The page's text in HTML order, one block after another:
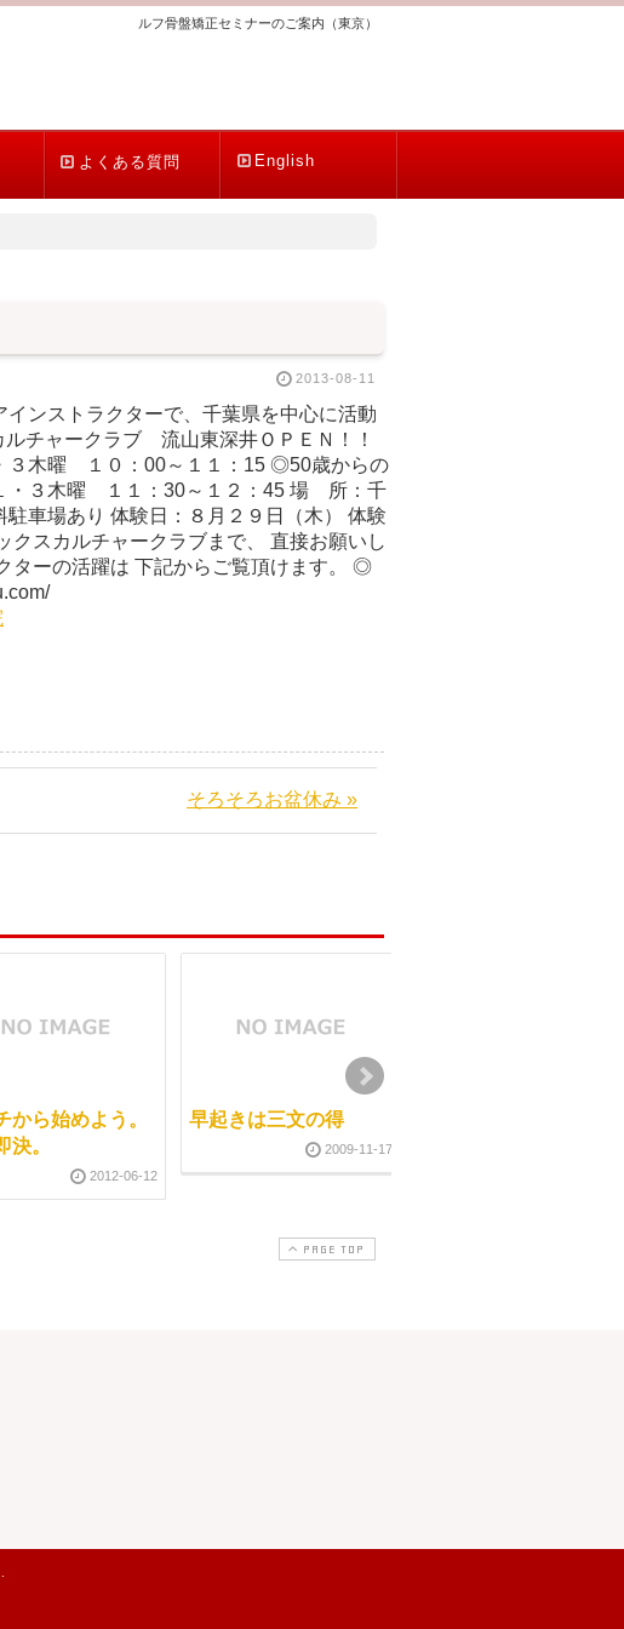
ルフ骨盤矯正セミナーのご案内（東京）
よくある質問 English
2013-08-11
ンストラクターで、千葉県を中心に活動
チャークラブ 流山東深井ＯＰＥＮ！！
曜 １０：00～１１：15 ◎50歳からの
３木曜 １１：30～１２：45 場 所：千
あり 体験日：８月２９日（木） 体験
スカルチャークラブまで、 直接お願いし
ターの活躍は 下記からご覧頂けます。 ◎
そろそろお盆休み »
から始めよう。
決。
2012-06-12
早起きは三文の得
2009-11-17
PAGE TOP